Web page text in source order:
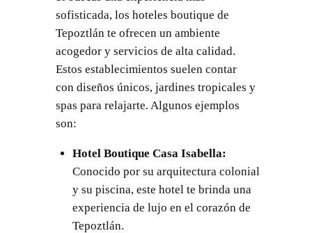
sofisticada, los hoteles boutique de
Tepoztlán te ofrecen un ambiente
acogedor y servicios de alta calidad.
Estos establecimientos suelen contar
con diseños únicos, jardines tropicales y
spas para relajarte. Algunos ejemplos
son:
Hotel Boutique Casa Isabella:
Conocido por su arquitectura colonial
y su piscina, este hotel te brinda una
experiencia de lujo en el corazón de
Tepoztlán.